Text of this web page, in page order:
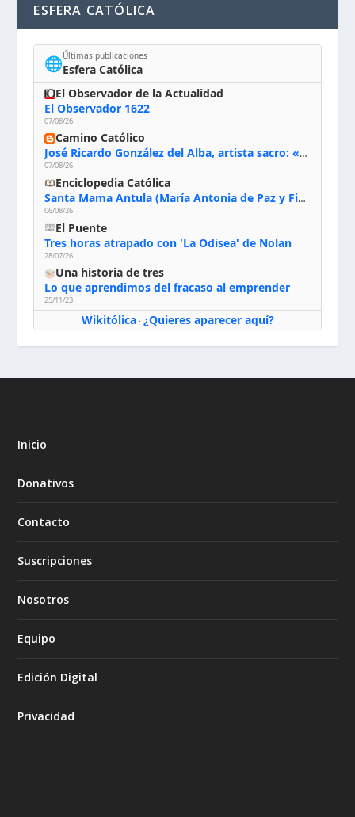
ESFERA CATÓLICA
🌐Últimas publicaciones
Esfera Católica
El Observador de la Actualidad
El Observador 1622
07/08/26
Camino Católico
José Ricardo González del Alba, artista sacro: «Yo oro, hablo con Dios, le pido al Espíritu Santo su inspiración y siempre pinto rezando el rosario para que sea Él quien actúe a través de mis manos»
07/08/26
Enciclopedia Católica
Santa Mama Antula (María Antonia de Paz y Figueroa)
06/08/26
El Puente
Tres horas atrapado con 'La Odisea' de Nolan
28/07/26
Una historia de tres
Lo que aprendimos del fracaso al emprender
25/11/23
Wikitólica· ¿Quieres aparecer aquí?
Inicio
Donativos
Contacto
Suscripciones
Nosotros
Equipo
Edición Digital
Privacidad